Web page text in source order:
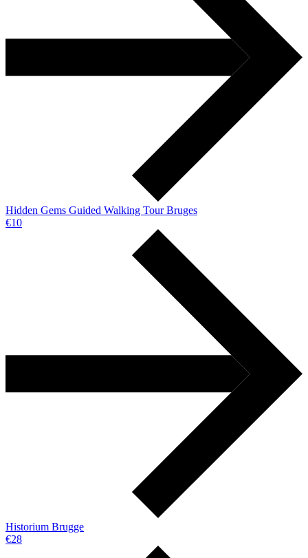
Hidden Gems Guided Walking Tour Bruges
€10
Historium Brugge
€28